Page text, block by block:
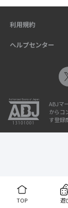
TOP 遊
利用規約
ヘルプセンター
ABJマ
からコ
す登録